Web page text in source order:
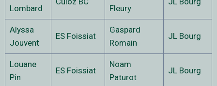
Lombard
Fleury
Alyssa
Jouvent
ES Foissiat
Gaspard
Romain
JL Bourg
Louane
Pin
ES Foissiat
Noam
Paturot
JL Bourg